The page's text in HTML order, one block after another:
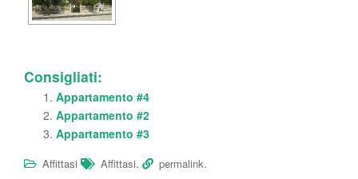
Consigliati:
Appartamento #4
Appartamento #2
Appartamento #3
Affittasi Affittasi. permalink.